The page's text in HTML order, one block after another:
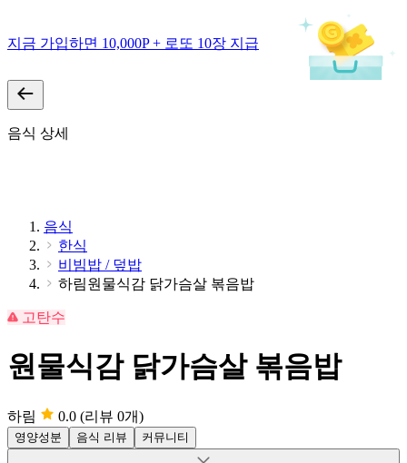
지금 가입하면 10,000P + 로또 10장 지급
음식 상세
음식
한식
비빔밥 / 덮밥
하림원물식감 닭가슴살 볶음밥
고탄수
원물식감 닭가슴살 볶음밥
하림 0.0 (리뷰 0개)
영양성분 음식 리뷰 커뮤니티